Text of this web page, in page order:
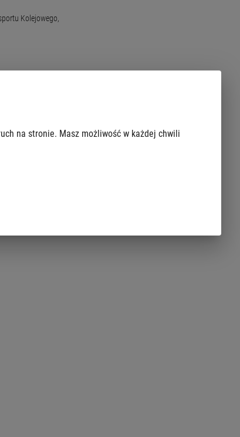
Kolejowego,
na stronie. Masz możliwość w każdej chwili